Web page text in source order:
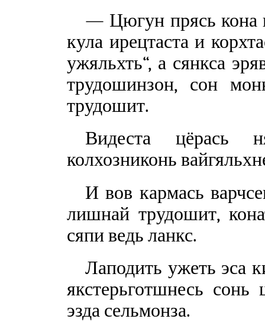
— Цюгун прясь кона
кула ирецтаста и
ужяльхть“, а сянкса
трудошинзон, сон
трудошит.
Видеста цёрась
колхозниконь
И вов кармась
лишнай трудошит,
сяпи ведь ланкс.
Лаподить ужеть эса
якстерьготшнесь
эзда сельмонза.